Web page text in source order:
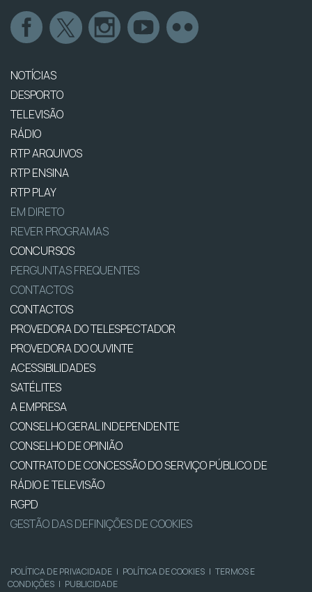
NOTÍCIAS
DESPORTO
TELEVISÃO
RÁDIO
RTP ARQUIVOS
RTP ENSINA
RTP PLAY
EM DIRETO
REVER PROGRAMAS
CONCURSOS
PERGUNTAS FREQUENTES
CONTACTOS
CONTACTOS
PROVEDORA DO TELESPECTADOR
PROVEDORA DO OUVINTE
ACESSIBILIDADES
SATÉLITES
A EMPRESA
CONSELHO GERAL INDEPENDENTE
CONSELHO DE OPINIÃO
CONTRATO DE CONCESSÃO DO SERVIÇO PÚBLICO DE
RÁDIO E TELEVISÃO
RGPD
GESTÃO DAS DEFINIÇÕES DE COOKIES
POLÍTICA DE PRIVACIDADE | POLÍTICA DE COOKIES | TERMOS E
CONDIÇÕES | PUBLICIDADE